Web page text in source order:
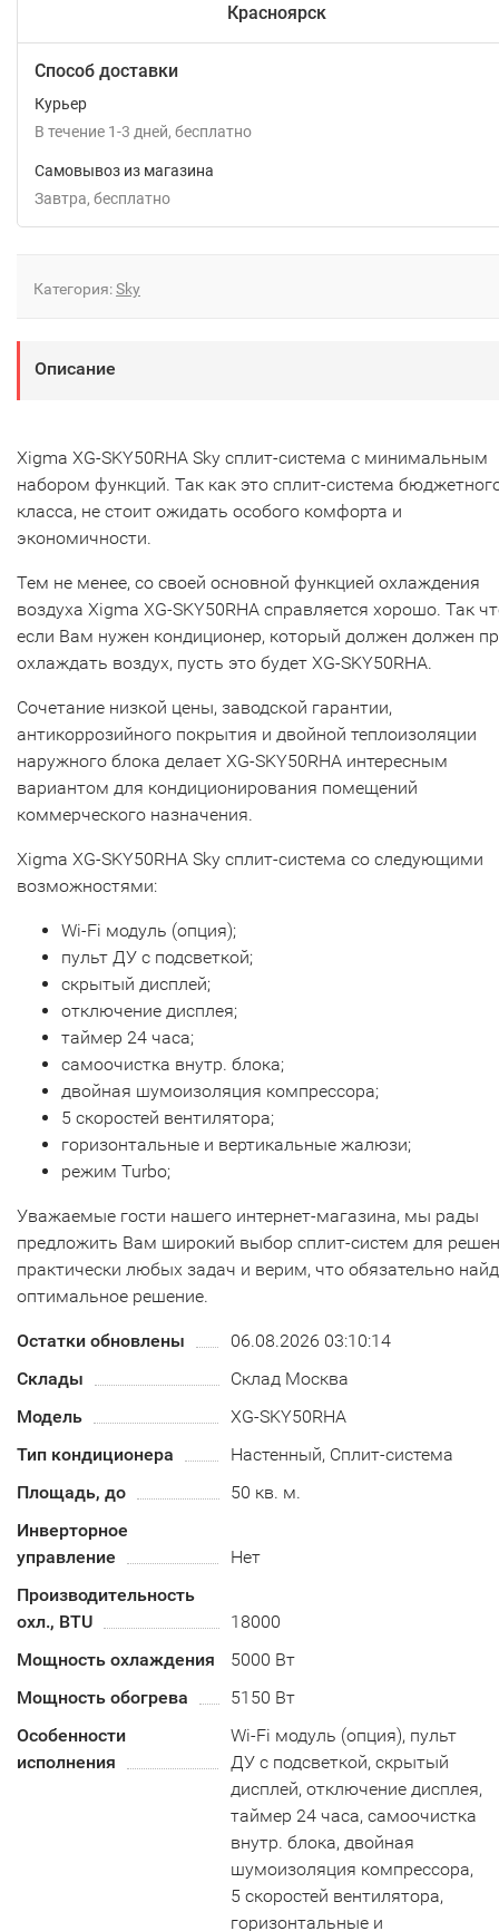
Красноярск
Способ доставки
Курьер
В течение 1-3 дней Бесплатно
Самовывоз из магазина
Завтра
Бесплатно
Категория:Sky
Описание
Xigma XG-SKY50RHA Sky сплит-система с минимальным
набором функций. Так как это сплит-система
класса, не стоит ожидать особого комфорта и
экономичности.
Тем не менее, со своей основной функцией охлаждения
воздуха Xigma XG-SKY50RHA справляется хорошо. Так
если Вам нужен кондиционер, который должен должен
охлаждать воздух, пусть это будет XG-SKY50RHA.
Сочетание низкой цены, заводской гарантии,
антикоррозийного покрытия и двойной теплоизоляции
наружного блока делает XG-SKY50RHA интересным
вариантом для кондиционирования помещений
коммерческого назначения.
Xigma XG-SKY50RHA Sky сплит-система со следующими
возможностями:
Wi-Fi модуль (опция);
пульт ДУ с подсветкой;
скрытый дисплей;
отключение дисплея;
таймер 24 часа;
самоочистка внутр. блока;
двойная шумоизоляция компрессора;
5 скоростей вентилятора;
горизонтальные и вертикальные жалюзи;
режим Turbo;
Уважаемые гости нашего интернет-магазина, мы рады
предложить Вам широкий выбор сплит-систем для
практически любых задач и верим, что обязательно
оптимальное решение.
Остатки обновлены
06.08.2026 03:10:14
Склады
Склад Москва
Модель
XG-SKY50RHA
Тип кондиционера
Настенный, Сплит-система
Площадь, до
50 кв. м.
Инверторное
управление
Нет
Производительность
охл., BTU
18000
Мощность охлаждения
5000 Вт
Мощность обогрева
5150 Вт
Особенности
исполнения
Wi-Fi модуль (опция), пульт
ДУ с подсветкой, скрытый
дисплей, отключение дисплея,
таймер 24 часа, самоочистка
внутр. блока, двойная
шумоизоляция компрессора,
5 скоростей вентилятора,
горизонтальные и